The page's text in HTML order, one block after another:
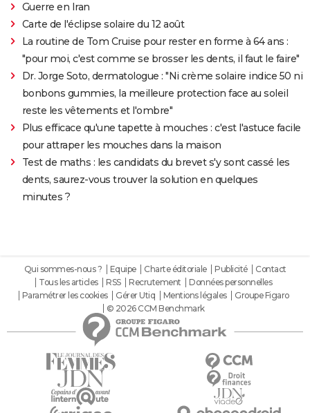
Guerre en Iran
Carte de l'éclipse solaire du 12 août
La routine de Tom Cruise pour rester en forme à 64 ans :
"pour moi, c'est comme se brosser les dents, il faut le faire"
Dr. Jorge Soto, dermatologue : "Ni crème solaire indice 50 ni
bonbons gummies, la meilleure protection face au soleil
reste les vêtements et l'ombre"
Plus efficace qu'une tapette à mouches : c'est l'astuce facile
pour attraper les mouches dans la maison
Test de maths : les candidats du brevet s'y sont cassé les
dents, saurez-vous trouver la solution en quelques
minutes ?
Qui sommes-nous ? Equipe Charte éditoriale Publicité
Contact
Tous les articles
RSS Recrutement
Données personnelles
Paramétrer les cookies
Gérer Utiq Mentions légales
Groupe Figaro
© 2026 CCM Benchmark